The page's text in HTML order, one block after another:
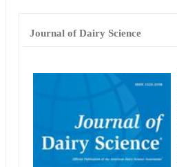
Journal of Dairy Science